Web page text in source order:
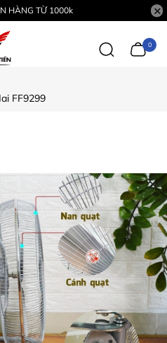
HÀNG TỪ 1000k
0
FF9299